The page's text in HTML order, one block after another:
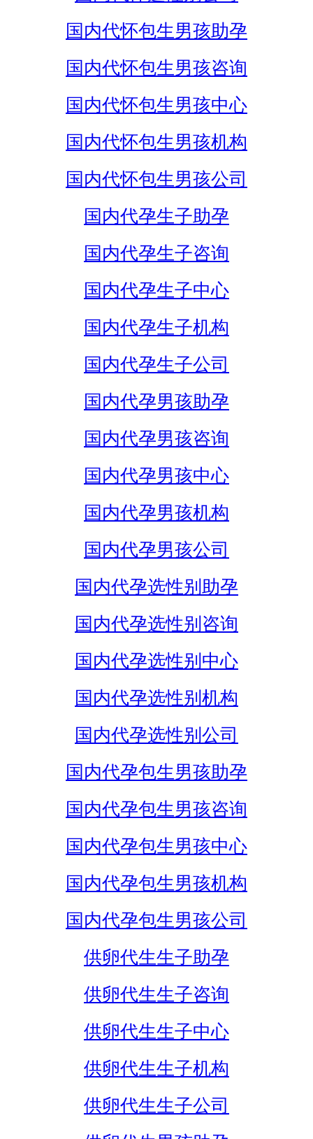
国内代怀包生男孩助孕
国内代怀包生男孩咨询
国内代怀包生男孩中心
国内代怀包生男孩机构
国内代怀包生男孩公司
国内代孕生子助孕
国内代孕生子咨询
国内代孕生子中心
国内代孕生子机构
国内代孕生子公司
国内代孕男孩助孕
国内代孕男孩咨询
国内代孕男孩中心
国内代孕男孩机构
国内代孕男孩公司
国内代孕选性别助孕
国内代孕选性别咨询
国内代孕选性别中心
国内代孕选性别机构
国内代孕选性别公司
国内代孕包生男孩助孕
国内代孕包生男孩咨询
国内代孕包生男孩中心
国内代孕包生男孩机构
国内代孕包生男孩公司
供卵代生生子助孕
供卵代生生子咨询
供卵代生生子中心
供卵代生生子机构
供卵代生生子公司